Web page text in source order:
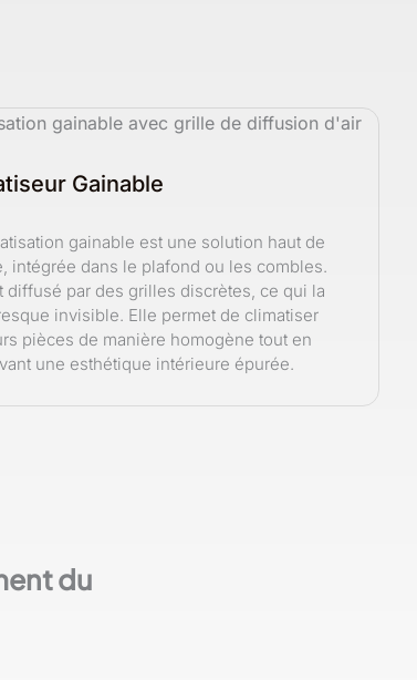
Gainable
gainable est une solution haut de
intégrée dans le plafond ou les combles.
diffusé par des grilles discrètes, ce qui la
invisible. Elle permet de climatiser
pièces de manière homogène tout en
une esthétique intérieure épurée.
du